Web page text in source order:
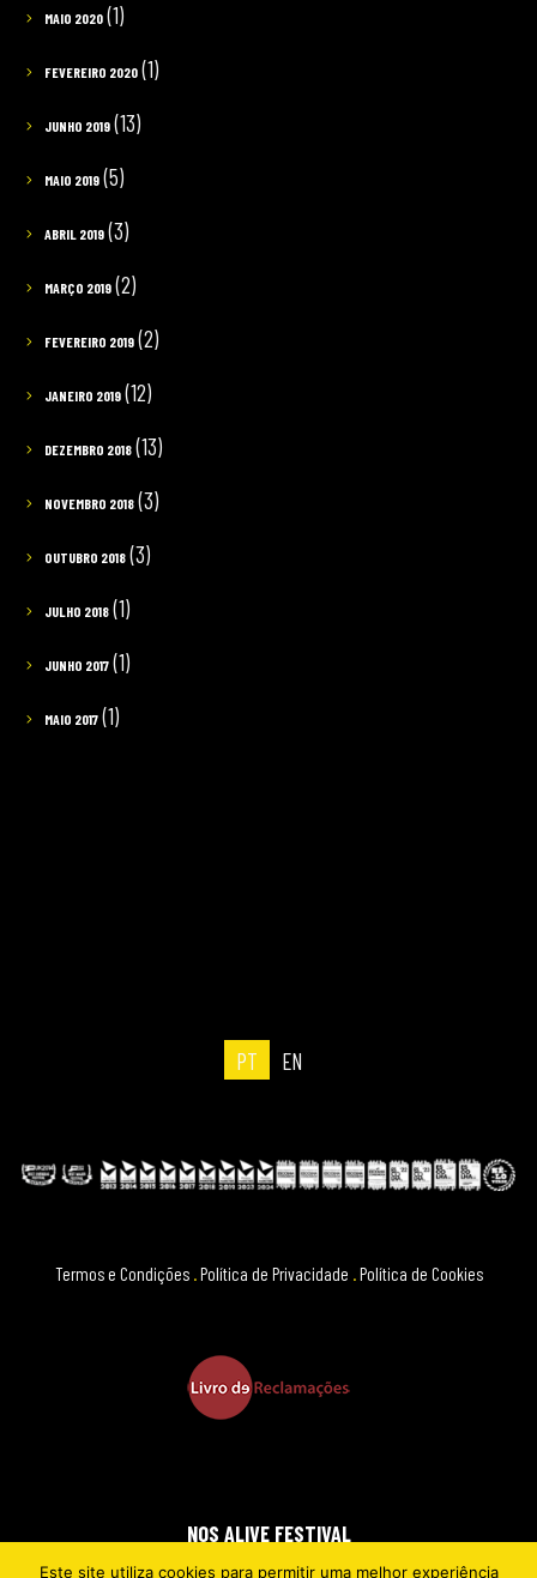
MAIO 2020(1)
FEVEREIRO 2020(1)
JUNHO 2019(13)
MAIO 2019(5)
ABRIL 2019(3)
MARÇO 2019(2)
FEVEREIRO 2019(2)
JANEIRO 2019(12)
DEZEMBRO 2018(13)
NOVEMBRO 2018(3)
OUTUBRO 2018(3)
JULHO 2018(1)
JUNHO 2017(1)
MAIO 2017(1)
PT EN
Termos e Condições .Política de Privacidade .Política de Cookies
NOS ALIVE FESTIVAL
Este site utiliza cookies para permitir uma melhor experiência